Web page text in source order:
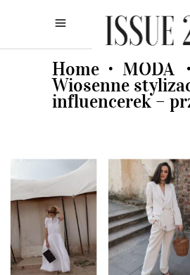
Home • MODA •
Wiosenne
influencerek –